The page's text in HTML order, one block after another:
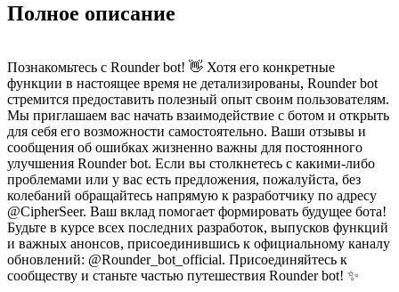
Полное описание
Познакомьтесь с Rounder bot! 👋 Хотя его конкретные
функции в настоящее время не детализированы, Rounder bot
стремится предоставить полезный опыт своим пользователям.
Мы приглашаем вас начать взаимодействие с ботом и открыть
для себя его возможности самостоятельно. Ваши отзывы и
сообщения об ошибках жизненно важны для постоянного
улучшения Rounder bot. Если вы столкнетесь с какими-либо
проблемами или у вас есть предложения, пожалуйста, без
колебаний обращайтесь напрямую к разработчику по адресу
@CipherSeer. Ваш вклад помогает формировать будущее бота!
Будьте в курсе всех последних разработок, выпусков функций
и важных анонсов, присоединившись к официальному каналу
обновлений: @Rounder_bot_official. Присоединяйтесь к
сообществу и станьте частью путешествия Rounder bot! ✨